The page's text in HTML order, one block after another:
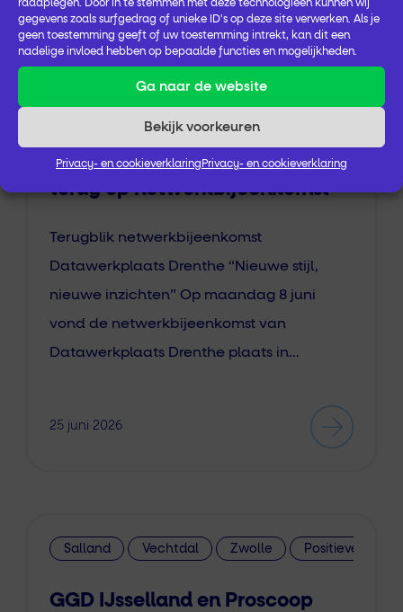
raadplegen. Door in te stemmen met deze technologieën kunnen wij
gegevens zoals surfgedrag of unieke ID's op deze site verwerken. Als je
geen toestemming geeft of uw toestemming intrekt, kan dit een
nadelige invloed hebben op bepaalde functies en mogelijkheden.
Ga naar de website
Bekijk voorkeuren
Privacy- en cookieverklaring Privacy- en cookieverklaring
Meer post
Datawerkplaats Drenthe blikt
terug op netwerkbijeenkomst
Terugblik netwerkbijeenkomst
Datawerkplaats Drenthe “Nieuwe stijl,
nieuwe inzichten” Op maandag 8 juni
vond de netwerkbijeenkomst van
Datawerkplaats Drenthe plaats in…
25 juni 2026
Salland Vechtdal Zwolle Positieve
GGD IJsselland en Proscoop